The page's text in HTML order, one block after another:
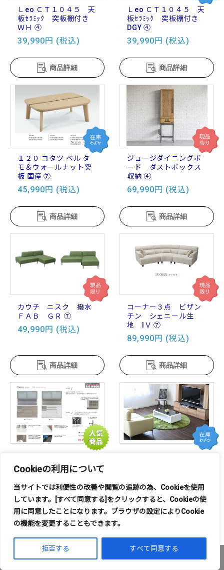
Cookieの利用について
当サイトでは利便性の改善や閲覧の追跡の為、 Cookieを使用
しています。
[すべて同意する] をクリックすると、 Cookieの使
用に同意したことになります。ブラウザの設定によりCookie
の機能を変更することもできます。
拒否する
すべて同意する
お気に入りの商品について
Ｌeo ＣＴ１０４５ 天
板ｾﾗﾐｯｸ 突板棚付き
ＷＨ ④
39,990円 (税込)
商品詳細
Ｌeo ＣＴ１０４５ 天
板ｾﾗﾐｯｸ 突板棚付き
DGY ④
39,990円 (税込)
商品詳細
１２０ コタツ ベル タ
モ＆ウォールナット突
板 国産 ⑦
45,990円 (税込)
商品詳細
ジョージダイニングボ
ード ダストボックス
収納 ④
69,990円 (税込)
商品詳細
カウチ ニスク 撥水
ＦＡＢ ＧＲ ⑦
49,990円 (税込)
商品詳細
コーナー３点 ビザン
チン シェニール生
地 IＶ ⑦
89,990円 (税込)
商品詳細
シス アーバンウォー
ル
139,990円 (税込)
商品詳細 商品詳細